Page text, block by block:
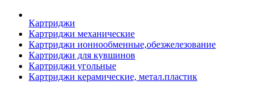
Картриджи
Картриджи механические
Картриджи ионнообменные,обезжелезование
Картриджи для кувшинов
Картриджи угольные
Картриджи керамические, метал.пластик